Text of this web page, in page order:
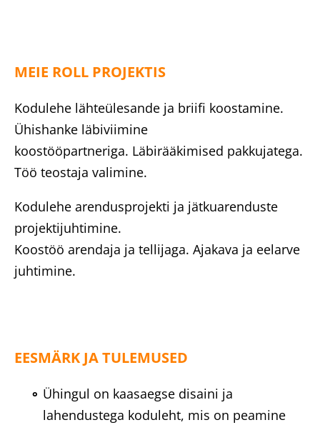
MEIE ROLL PROJEKTIS
Kodulehe lähteülesande ja briifi koostamine.
Ühishanke läbiviimine
koostööpartneriga. Läbirääkimised pakkujatega.
Töö teostaja valimine.
Kodulehe arendusprojekti ja jätkuarenduste
projektijuhtimine.
Koostöö arendaja ja tellijaga. Ajakava ja eelarve
juhtimine.
EESMÄRK JA TULEMUSED
Ühingul on kaasaegse disaini ja
lahendustega koduleht, mis on peamine